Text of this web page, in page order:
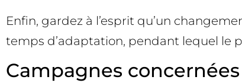
Enfin, gardez à l’esprit qu’un
temps d’adaptation, pendant lequel le
Campagnes